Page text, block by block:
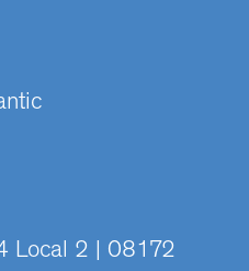
Local 2 | 08172